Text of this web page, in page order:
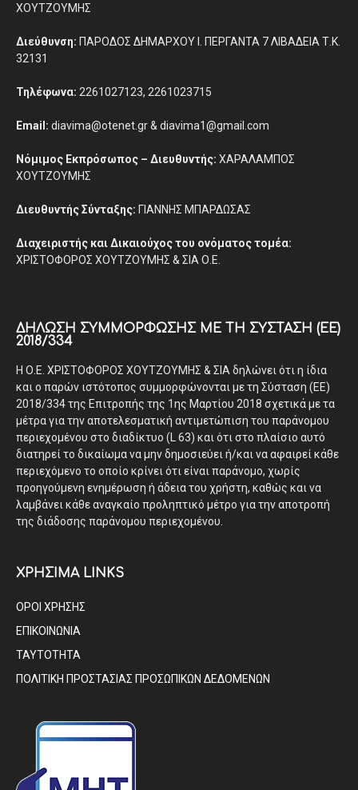
ΧΟΥΤΖΟΥΜΗΣ
Διεύθυνση: ΠΑΡΟΔΟΣ ΔΗΜΑΡΧΟΥ Ι. ΠΕΡΓΑΝΤΑ 7 ΛΙΒΑΔΕΙΑ Τ.Κ.
32131
Τηλέφωνα: 2261027123, 2261023715
Email: diavima@otenet.gr & diavima1@gmail.com
Νόμιμος Εκπρόσωπος – Διευθυντής: ΧΑΡΑΛΑΜΠΟΣ
ΧΟΥΤΖΟΥΜΗΣ
Διευθυντής Σύνταξης: ΓΙΑΝΝΗΣ ΜΠΑΡΔΩΣΑΣ
Διαχειριστής και Δικαιούχος του ονόματος τομέα:
ΧΡΙΣΤΟΦΟΡΟΣ ΧΟΥΤΖΟΥΜΗΣ & ΣΙΑ Ο.Ε.
ΔΉΛΩΣΗ ΣΥΜΜΌΡΦΩΣΗΣ ΜΕ ΤΗ ΣΎΣΤΑΣΗ (ΕΕ)
2018/334
Η Ο.Ε. ΧΡΙΣΤΟΦΟΡΟΣ ΧΟΥΤΖΟΥΜΗΣ & ΣΙΑ δηλώνει ότι η ίδια
και ο παρών ιστότοπος συμμορφώνονται με τη Σύσταση (ΕΕ)
2018/334 της Επιτροπής της 1ης Μαρτίου 2018 σχετικά με τα
μέτρα για την αποτελεσματική αντιμετώπιση του παράνομου
περιεχομένου στο διαδίκτυο (L 63) και ότι στο πλαίσιο αυτό
διατηρεί το δικαίωμα να μην δημοσιεύει ή/και να αφαιρεί κάθε
περιεχόμενο το οποίο κρίνει ότι είναι παράνομο, χωρίς
προηγούμενη ενημέρωση ή άδεια του χρήστη, καθώς και να
λαμβάνει κάθε αναγκαίο προληπτικό μέτρο για την αποτροπή
της διάδοσης παράνομου περιεχομένου.
ΧΡΗΣΙΜΑ LINKS
ΟΡΟΙ ΧΡΗΣΗΣ
ΕΠΙΚΟΙΝΩΝΙΑ
ΤΑΥΤΟΤΗΤΑ
ΠΟΛΙΤΙΚΗ ΠΡΟΣΤΑΣΙΑΣ ΠΡΟΣΩΠΙΚΩΝ ΔΕΔΟΜΕΝΩΝ